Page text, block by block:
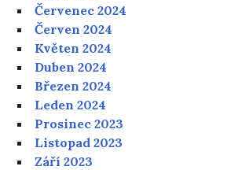
Červenec 2024
Červen 2024
Květen 2024
Duben 2024
Březen 2024
Leden 2024
Prosinec 2023
Listopad 2023
Září 2023